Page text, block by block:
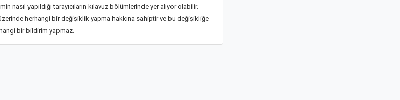
nasıl yapıldığı tarayıcıların kılavuz bölümlerinde yer alıyor olabilir.
herhangi bir değişiklik yapma hakkına sahiptir ve bu değişikliğe
bir bildirim yapmaz.